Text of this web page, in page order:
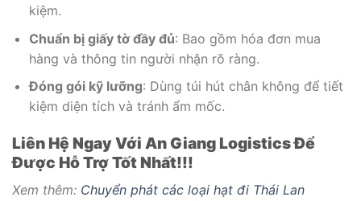
kiệm.
Chuẩn bị giấy tờ đầy đủ: Bao gồm hóa đơn mua
hàng và thông tin người nhận rõ ràng.
Đóng gói kỹ lưỡng: Dùng túi hút chân không để tiết
kiệm diện tích và tránh ẩm mốc.
Liên Hệ Ngay Với An Giang Logistics Để
Được Hỗ Trợ Tốt Nhất!!!
Xem thêm: Chuyển phát các loại hạt đi Thái Lan